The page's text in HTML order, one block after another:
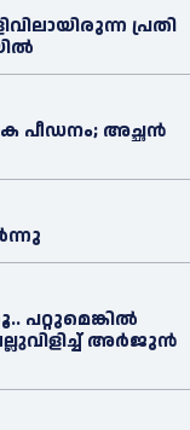
പ്രതി
പീഡനം; അച്ഛന്‍
പറ്റുമെങ്കില്‍
അര്‍ജുന്‍